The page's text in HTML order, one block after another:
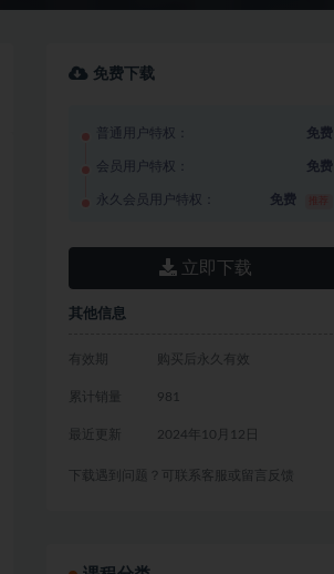
免费下载
普通用户特权： 免费
会员用户特权： 免费
永久会员用户特权： 免费
立即下载
其他信息
有效期 购买后永久有效
累计销量 981
最近更新 2024年10月12日
下载遇到问题？可联系客服或留言反馈